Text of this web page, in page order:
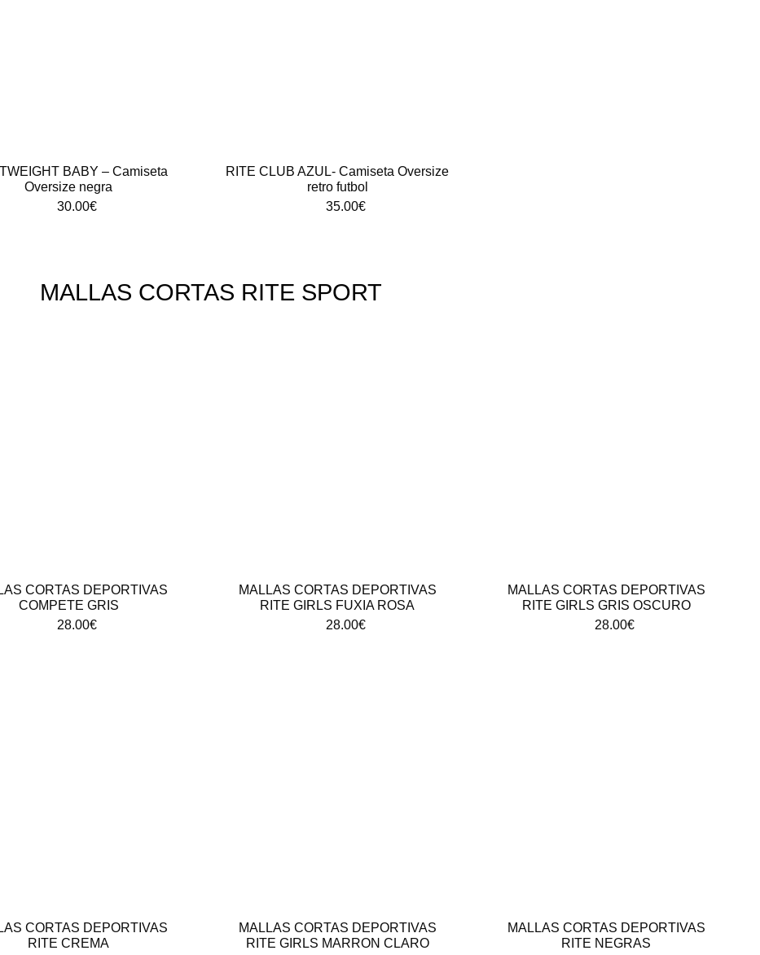
BABY – Camiseta
Oversize negra
30.00€
RITE CLUB AZUL- Camiseta Oversize
retro futbol
35.00€
MALLAS CORTAS RITE SPORT
CORTAS DEPORTIVAS
COMPETE GRIS
28.00€
MALLAS CORTAS DEPORTIVAS
RITE GIRLS FUXIA ROSA
28.00€
MALLAS CORTAS DEPORTIVAS
RITE GIRLS GRIS OSCURO
28.00€
CORTAS DEPORTIVAS
RITE CREMA
MALLAS CORTAS DEPORTIVAS
RITE GIRLS MARRON CLARO
MALLAS CORTAS DEPORTIVAS
RITE NEGRAS